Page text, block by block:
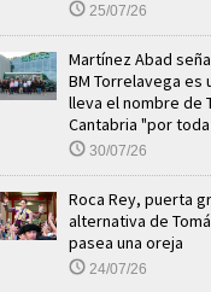
25/07/26
Martínez Abad
BM Torrelavega
lleva el nombre de
Cantabria "por
30/07/26
Roca Rey, puerta
alternativa de
pasea una oreja
24/07/26